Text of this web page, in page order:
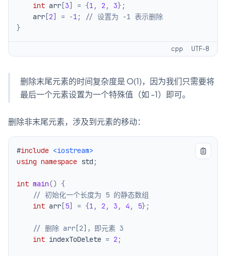
int arr [3] = {1 , 2 , 3} ;
    arr
[2] = -1 ;
// 设置为 -1 表示删除
}
cpp UTF-8
删除末尾元素的时间复杂度是 O(1)，因为我们只需要将
最后一个元素设置为一个特殊值（如 -1）即可。
删除非末尾元素，涉及到元素的移动：
#include <iostream>
using namespace std ;
int main() {
// 初始化一个长度为 5 的静态数组
int arr [5] = {1 , 2 , 3 , 4 , 5} ;
// 删除 arr[2]，即元素 3
int indexToDelete = 2 ;